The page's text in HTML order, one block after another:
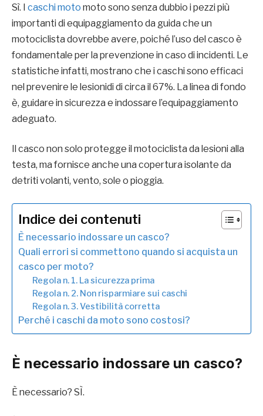
Sì. I caschi moto moto sono senza dubbio i pezzi più
importanti di equipaggiamento da guida che un
motociclista dovrebbe avere, poiché l’uso del casco è
fondamentale per la prevenzione in caso di incidenti. Le
statistiche infatti, mostrano che i caschi sono efficaci
nel prevenire le lesionidi di circa il 67%. La linea di fondo
è, guidare in sicurezza e indossare l’equipaggiamento
adeguato.
Il casco non solo protegge il motociclista da lesioni alla
testa, ma fornisce anche una copertura isolante da
detriti volanti, vento, sole o pioggia.
Indice dei contenuti
È necessario indossare un casco?
Quali errori si commettono quando si acquista un
casco per moto?
Regola n. 1. La sicurezza prima
Regola n. 2. Non risparmiare sui caschi
Regola n. 3. Vestibilità corretta
Perché i caschi da moto sono costosi?
È necessario indossare un casco?
È necessario? SÌ.